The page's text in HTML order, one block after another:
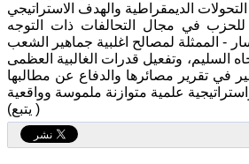
للحزب في مجال التحالفات ذات التوجه
قوى اليسار - الممثلة لمصالح اغلبية جماهير الشعب
السليم، وتفعيل قدرات الغالبية العظمى
على إشراك أوسع للجماهير في تقرير مصائرها والدفاع عن مطالبها
(يتبع )